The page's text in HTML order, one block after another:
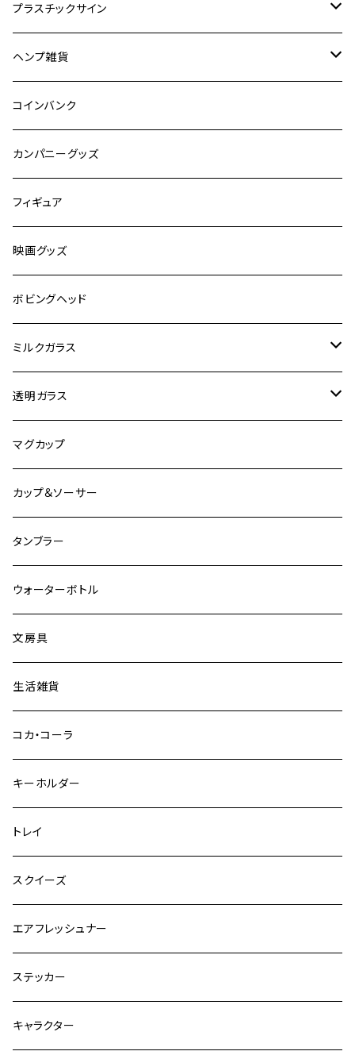
ドリンク
食品
自動車
嗜好品
スポーツ
有名人
キャラクター
オートバイ
観光
ビンテージ加工
その他
プラスチックサイン
映画
キャラクター
ヘンプ雑貨
麻紐
コインバンク
カンパニーグッズ
フィギュア
映画グッズ
ボビングヘッド
ミルクガラス
ヘーゼルアトラス
ファイヤーキング
グラスベイク
透明ガラス
アンカーホッキング
グラスベイク
マグカップ
カップ＆ソーサー
タンブラー
ウォーターボトル
文房具
生活雑貨
コカ・コーラ
キーホルダー
トレイ
スクイーズ
エアフレッシュナー
ステッカー
キャラクター